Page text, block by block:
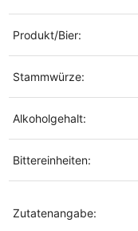
Produkt/Bier:
Stammwürze:
Alkoholgehalt:
Bittereinheiten:
Zutatenangabe: